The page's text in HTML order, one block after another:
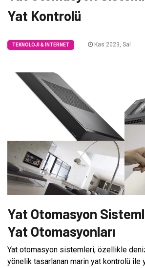
Yat Kontrolü
TEKNOLOJI & İNTERNET Kas 2023, Sal
Yat Otomasyon
Yat Otomasyonları
Yat otomasyon sistemleri, özellikle
yönelik tasarlanan marin yat kontrolü ile